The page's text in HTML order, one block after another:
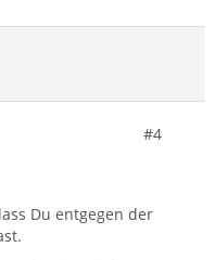
#4
Du entgegen der